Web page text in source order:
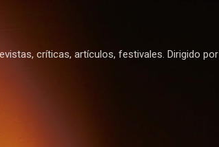
críticas, artículos, festivales. Dirigido por